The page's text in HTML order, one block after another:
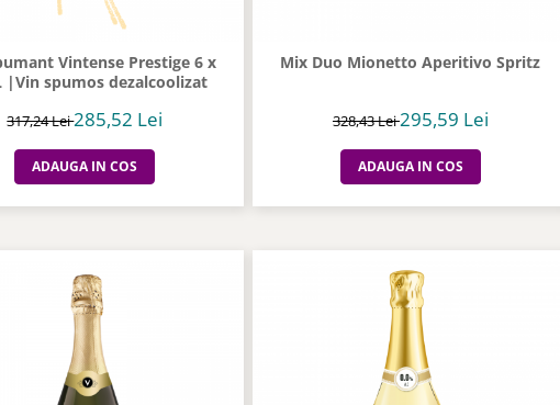
Vintense Prestige 6 x
|Vin spumos dezalcoolizat
317,24 Lei285,52 Lei
ADAUGA IN COS
Mix Duo Mionetto Aperitivo Spritz
328,43 Lei295,59 Lei
ADAUGA IN COS